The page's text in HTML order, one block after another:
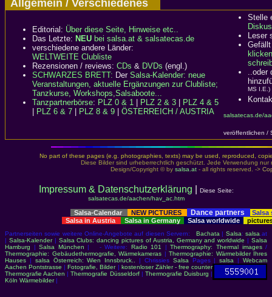
Allgemein / Verschiedenes
Editorial: Über diese Seite, Hinweise etc..
Das Letzte: NEU bei salsa.at & salsatecas.de
verschiedene andere Länder:
WELTWEITE Clubliste
Rezensionen / reviews: CDs & DVDs (engl.)
SCHWARZES BRETT: Der Salsa-Kalender: neue
Veranstaltungen, aktuelle Ergänzungen zur Clubliste;
Tanzkurse, Workshops,Salsaboote...
Tanzpartnerbörse: PLZ 0 & 1 PLZ 2 & 3
PLZ 4 & 5
PLZ 6 & 7 PLZ 8 & 9 ÖSTERREICH / AUSTRIA
Stelle
Leser
klicken
..oder
MS I.E.)
salsatecas.de/
veröffentlichen /
No part of these pages (e.g. photographies, texts) may be used, reproduced,
Diese Bilder sind urheberrechtlich geschützt. Jede Verwendung
Design/Copyright © by salsa.at - all rights reserved. ->
Impressum & Datenschutzerklärung
Diese Seite:
salsatecas.de/aachen/hav_ac.htm
Salsa-Calendar NEW PICTURES Dance partners
Salsa
Salsa in Austria
Salsa in Germany Salsa worldwide
Partnerseiten sowie weitere Online-Angebote auf diesen Servern: Bachata | Salsa:salsa .at
| Salsa-Kalender| Salsa Clubs: dancing pictures of Austria, Germany and worldwide |Salsa
Hamburg |Salsa München | - Weitere: Radio 101 |Thermography: Thermal images/
Thermographie: Gebäudethermografie, Wärmekameras | Thermographie: Wärmebilder Ihres
Hauses | salsa Österreich: Wien Innsbruck.. | Chrissies Salsa Pages |salsa |Webcam
Aachen Pontstrasse |Fotografie, Bilder| kostenloser Zähler - free counter
Thermografie Aachen |Thermografie Düsseldorf| Thermografie Duisburg |
Köln Wärmebilder|